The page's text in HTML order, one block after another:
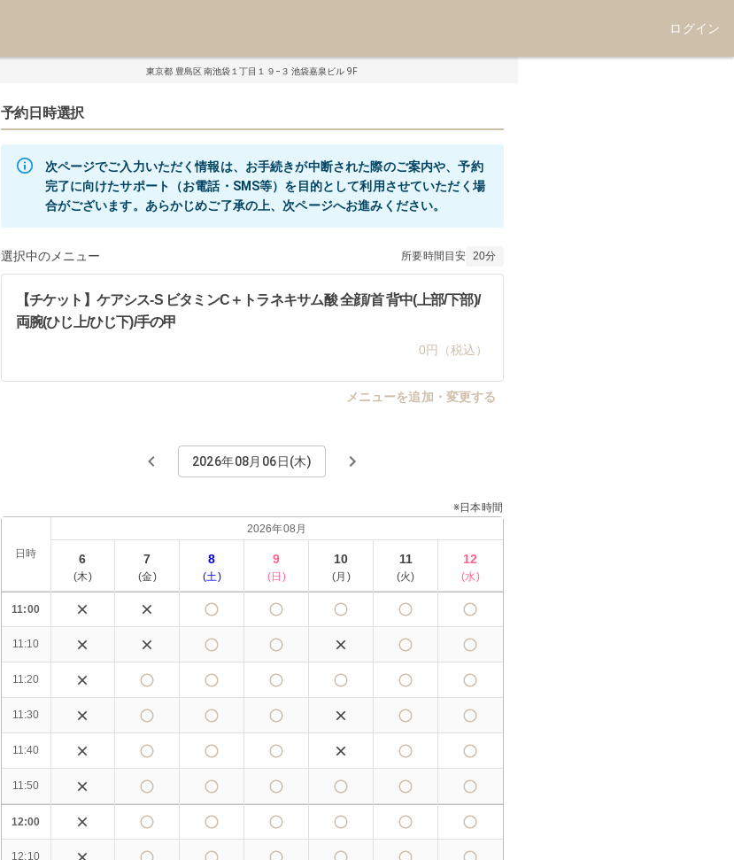
ログイン
東京都 豊島区 南池袋１丁目１９−３ 池袋嘉泉ビル 9F
予約日時選択
次ページでご入力いただく情報は、お手続きが中断された際のご案内や、予約
完了に向けたサポート（お電話・SMS等）を目的として利用させていただく場
選択中のメニュー 所要時間目安 20分
【チケット】ケアシス-S ビタミンC＋トラネキサム酸 全顔/首 背中(上部/下部)/
両腕(ひじ上/ひじ下)/手の甲
0円（税込）
メニューを追加・変更する
2026年08月06日(木)
※日本時間
日時
2026年08月
6
(木)
7
(金)
8
(土)
9
(日 )
10
(月 )
11
(火)
12
(水)
11:00
11:10
11:20
11:30
11:40
11:50
12:00
12:10